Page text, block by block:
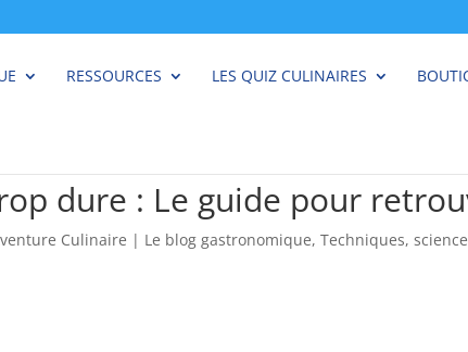
RESSOURCES LES QUIZ CULINAIRES
dure : Le guide pour
Culinaire | Le blog gastronomique,Techniques,